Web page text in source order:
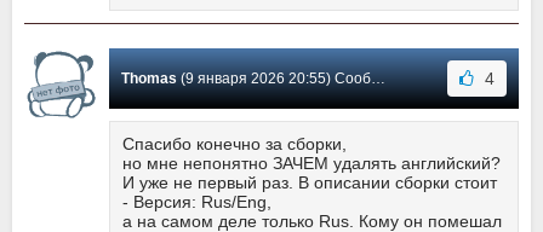
Thomas(9 января 2026 20:55) Сообщение #37 4
Спасибо конечно за сборки,
но мне непонятно ЗАЧЕМ удалять английский?
И уже не первый раз. В описании сборки стоит
- Версия: Rus/Eng,
а на самом деле только Rus. Кому он помешал